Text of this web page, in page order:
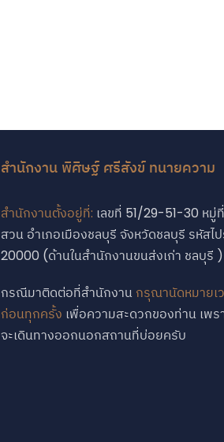
สำนักงาน พิศิษฐ์ ศรีสังข์ ทนายความ
สำนักงานตั้งอยู่ที่: เลขที่ 51/29-51-30 หมู่
สวน อำเภอเมืองชลบุรี จังหวัดชลบุรี รหัส
20000 (ด้านในสำนักงานขนส่งเก่า ชลบุรี )
กรณีมาติดต่อที่สำนักงาน กรุณานัดหมายเ
ก่อนทุกครั้ง เพื่อความสะดวกของท่าน เพร
จะเดินทางออกนอกสถานที่บ่อยครับ